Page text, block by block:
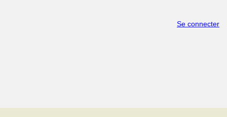
Se connecter